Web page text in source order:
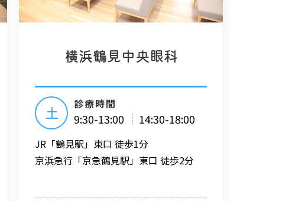
横浜鶴見中央眼科
土 診療時間
9:30-13:00 14:30-18:00
JR「鶴見駅」東口 徒歩1分
京浜急行「京急鶴見駅」東口 徒歩2分